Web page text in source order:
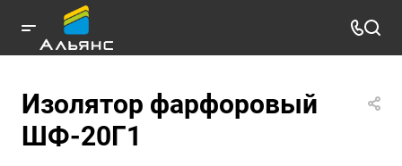
Изолятор фарфоровый
ШФ-20Г1